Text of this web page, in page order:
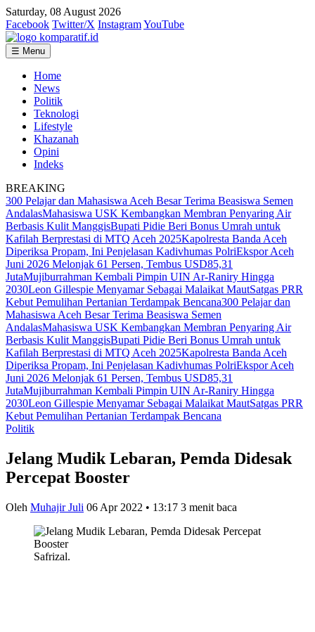
Saturday, 08 August 2026
Facebook Twitter/X InstagramYouTube
☰ Menu
Home
News
Politik
Teknologi
Lifestyle
Khazanah
Opini
Indeks
BREAKING
300 Pelajar dan Mahasiswa Aceh Besar Terima Beasiswa Semen
AndalasMahasiswa USK Kembangkan Membran Penyaring Air
Berbasis Kulit ManggisBupati Pidie Beri Bonus Umrah untuk
Kafilah Berprestasi di MTQ Aceh 2025Kapolresta Banda Aceh
Diperiksa Propam, Ini Penjelasan Kadivhumas PolriEkspor Aceh
Juni 2026 Melonjak 61 Persen, Tembus USD85,31
JutaMujiburrahman Kembali Pimpin UIN Ar-Raniry Hingga
2030Leon Gillespie Menyamar Sebagai Malaikat MautSatgas PRR
Kebut Pemulihan Pertanian Terdampak Bencana300 Pelajar dan
Mahasiswa Aceh Besar Terima Beasiswa Semen
AndalasMahasiswa USK Kembangkan Membran Penyaring Air
Berbasis Kulit ManggisBupati Pidie Beri Bonus Umrah untuk
Kafilah Berprestasi di MTQ Aceh 2025Kapolresta Banda Aceh
Diperiksa Propam, Ini Penjelasan Kadivhumas PolriEkspor Aceh
Juni 2026 Melonjak 61 Persen, Tembus USD85,31
JutaMujiburrahman Kembali Pimpin UIN Ar-Raniry Hingga
2030Leon Gillespie Menyamar Sebagai Malaikat MautSatgas PRR
Kebut Pemulihan Pertanian Terdampak Bencana
Politik
Jelang Mudik Lebaran, Pemda Didesak
Percepat Booster
Oleh Muhajir Juli 06 Apr 2022 • 13:17 3 menit baca
Safrizal.